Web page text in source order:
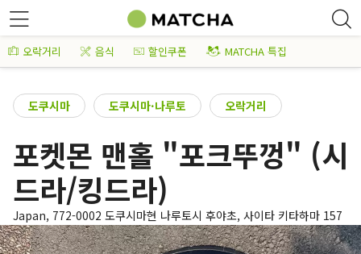
오락거리 음식 할인쿠폰 MATCHA 특집
도쿠시마 도쿠시마·나루토 오락거리
포켓몬 맨홀 "포크뚜껑" (시
드라/킹드라)
Japan, 772-0002 도쿠시마현 나루토시 후야초, 사이타 키타하마 157